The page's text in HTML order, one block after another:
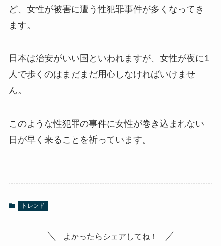
ど、女性が被害に遭う性犯罪事件が多くなってき
ます。
日本は治安がいい国といわれますが、女性が夜に1
人で歩くのはまだまだ用心しなければいけませ
ん。
このような性犯罪の事件に女性が巻き込まれない
日が早く来ることを祈っています。
トレンド
よかったらシェアしてね！